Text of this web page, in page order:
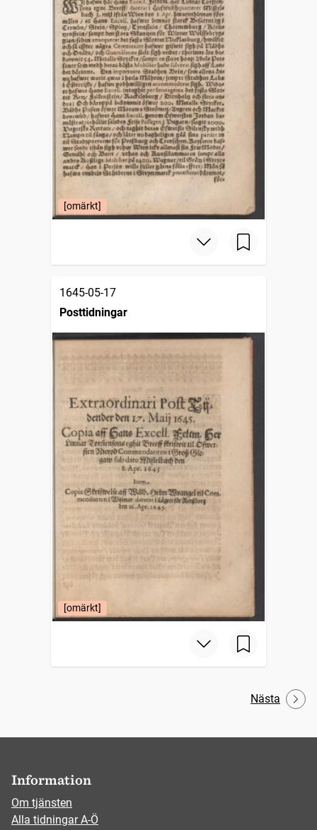
[omärkt]
1645-05-17
Posttidningar
[omärkt]
Nästa
Information
Om tjänsten
Alla tidningar A-Ö